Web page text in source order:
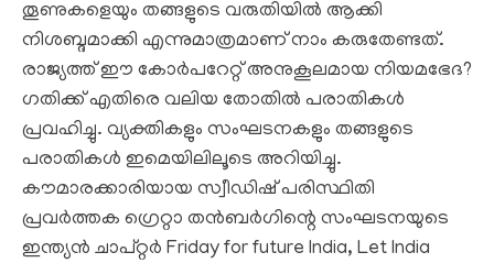
തൂണുകളെയും തങ്ങളുടെ വരുതിയില്‍ ആക്കി
നിശബ്ദമാക്കി എന്നുമാത്രമാണ് നാം കരുതേണ്ടത്.
രാജ്യത്ത് ഈ കോര്‍പറേറ്റ് അനുകൂലമായ നിയമഭേദ?
ഗതിക്ക് എതിരെ വലിയ തോതില്‍ പരാതികള്‍
പ്രവഹിച്ചു. വ്യക്തികളും സംഘടനകളും തങ്ങളുടെ
പരാതികള്‍ ഇമെയിലിലൂടെ അറിയിച്ചു.
കൗമാരക്കാരിയായ സ്വീഡിഷ് പരിസ്ഥിതി
പ്രവര്‍ത്തക ഗ്രെറ്റാ തന്‍ബര്‍ഗിന്റെ സംഘടനയുടെ
ഇന്ത്യന്‍ ചാപ്റ്റര്‍ Friday for future India, Let India